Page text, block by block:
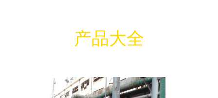
产品大全